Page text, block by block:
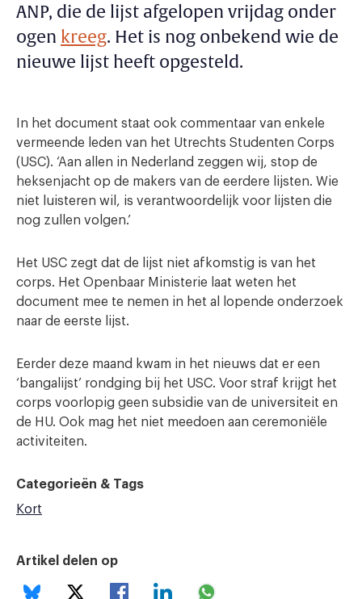
ANP, die de lijst afgelopen vrijdag onder
ogen kreeg. Het is nog onbekend wie de
nieuwe lijst heeft opgesteld.
In het document staat ook commentaar van enkele
vermeende leden van het Utrechts Studenten Corps
(USC). ‘Aan allen in Nederland zeggen wij, stop de
heksenjacht op de makers van de eerdere lijsten. Wie
niet luisteren wil, is verantwoordelijk voor lijsten die
nog zullen volgen.’
Het USC zegt dat de lijst niet afkomstig is van het
corps. Het Openbaar Ministerie laat weten het
document mee te nemen in het al lopende onderzoek
naar de eerste lijst.
Eerder deze maand kwam in het nieuws dat er een
‘bangalijst’ rondging bij het USC. Voor straf krijgt het
corps voorlopig geen subsidie van de universiteit en
de HU. Ook mag het niet meedoen aan ceremoniële
activiteiten.
Categorieën & Tags
Kort
Artikel delen op